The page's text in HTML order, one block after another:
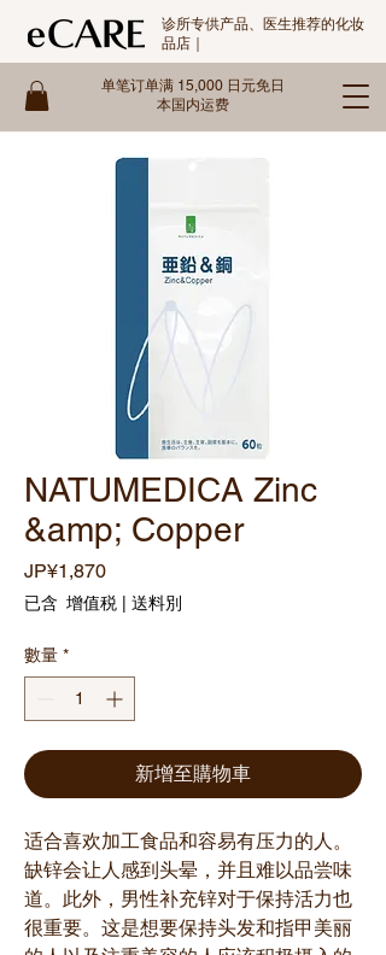
单笔订单满 15,000 日元免日
本国内运费
诊所专供产品、医生推荐的化妆
品店｜
NATUMEDICA Zinc
&amp; Copper
JP¥1,870價
格
已含 增值税 送料別
數量 *
新增至購物車
适合喜欢加工食品和容易有压力的人。
缺锌会让人感到头晕，并且难以品尝味
道。此外，男性补充锌对于保持活力也
很重要。这是想要保持头发和指甲美丽